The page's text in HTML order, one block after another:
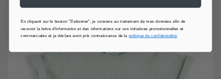
En cliquant sur le bouton "S'abonner", je consens au traitement de mes données afin de
recevoir la lettre d'information et des informations sur vos initiatives promotionnelles et
commerciales et je déclare avoir pris connaissance de la politique de confidentialité.